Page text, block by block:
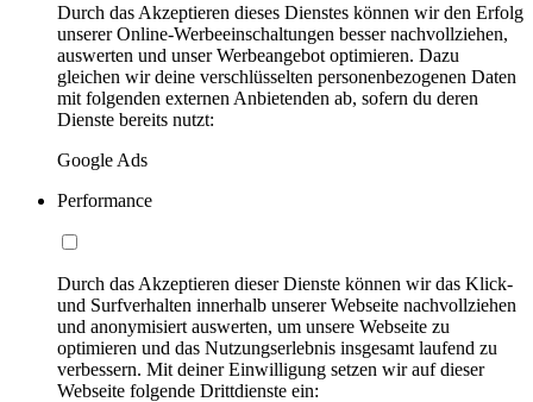
Durch das Akzeptieren dieses Dienstes können wir den Erfolg
unserer Online-Werbeeinschaltungen besser nachvollziehen,
auswerten und unser Werbeangebot optimieren. Dazu
gleichen wir deine verschlüsselten personenbezogenen Daten
mit folgenden externen Anbietenden ab, sofern du deren
Dienste bereits nutzt:
Google Ads
Performance
Durch das Akzeptieren dieser Dienste können wir das Klick-
und Surfverhalten innerhalb unserer Webseite nachvollziehen
und anonymisiert auswerten, um unsere Webseite zu
optimieren und das Nutzungserlebnis insgesamt laufend zu
verbessern. Mit deiner Einwilligung setzen wir auf dieser
Webseite folgende Drittdienste ein: